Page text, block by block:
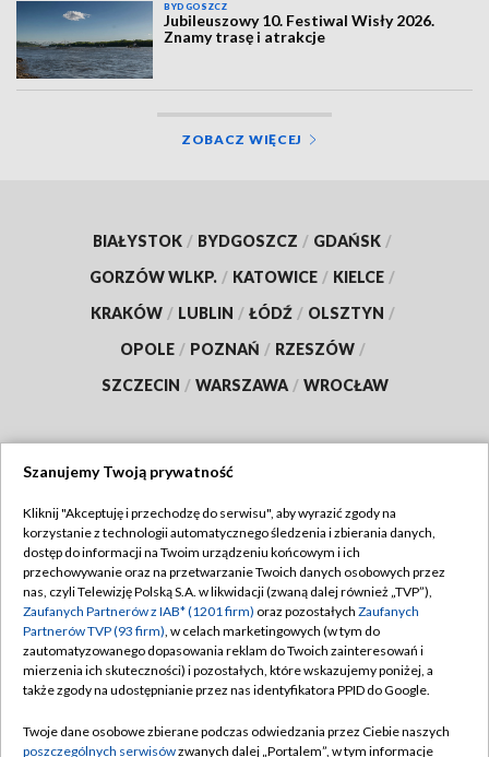
BYDGOSZCZ
Jubileuszowy 10. Festiwal Wisły 2026.
Znamy trasę i atrakcje
ZOBACZ WIĘCEJ
BIAŁYSTOK / BYDGOSZCZ / GDAŃSK /
GORZÓW WLKP. / KATOWICE / KIELCE /
KRAKÓW / LUBLIN / ŁÓDŹ / OLSZTYN /
OPOLE / POZNAŃ / RZESZÓW /
SZCZECIN / WARSZAWA / WROCŁAW
TVP
Abonament TVP
Emisja w TVP
Centrum informacji TVP
Naziemna Telewizja Cyfrowa
Rada Programowa
Regulamin TVP
Polityka prywatności
Moje zgody
Pomoc
Szanujemy Twoją prywatność
Kliknij "Akceptuję i przechodzę do serwisu", aby wyrazić zgody na
korzystanie z technologii automatycznego śledzenia i zbierania danych,
dostęp do informacji na Twoim urządzeniu końcowym i ich
przechowywanie oraz na przetwarzanie Twoich danych osobowych przez
nas, czyli Telewizję Polską S.A. w likwidacji (zwaną dalej również „TVP”),
Zaufanych Partnerów z IAB* (1201 firm) oraz pozostałych Zaufanych
Partnerów TVP (93 firm), w celach marketingowych (w tym do
zautomatyzowanego dopasowania reklam do Twoich zainteresowań i
mierzenia ich skuteczności) i pozostałych, które wskazujemy poniżej, a
także zgody na udostępnianie przez nas identyfikatora PPID do Google.
Twoje dane osobowe zbierane podczas odwiedzania przez Ciebie naszych
poszczególnych serwisówzwanych dalej „Portalem”, w tym informacje